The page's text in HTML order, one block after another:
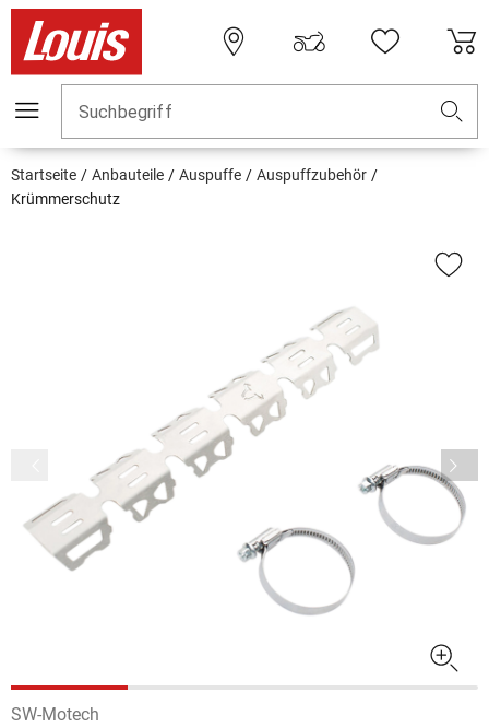
Suchbegriff
Startseite Anbauteile Auspuffe
Auspuffzubehör
Krümmerschutz
SW-Motech